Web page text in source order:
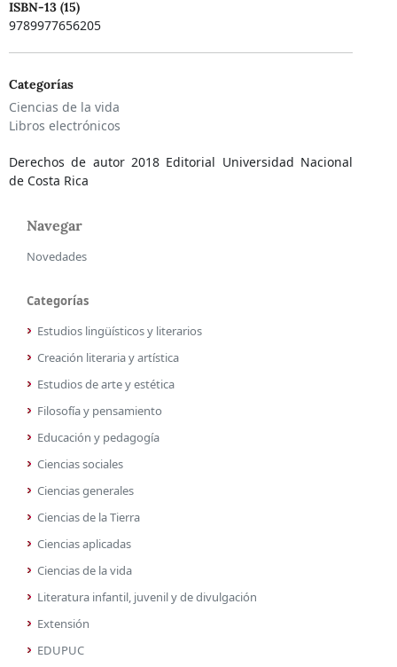
ISBN-13 (15)
9789977656205
Categorías
Ciencias de la vida
Libros electrónicos
Derechos de autor 2018 Editorial Universidad Nacional
de Costa Rica
Navegar
Novedades
Categorías
Estudios lingüísticos y literarios
Creación literaria y artística
Estudios de arte y estética
Filosofía y pensamiento
Educación y pedagogía
Ciencias sociales
Ciencias generales
Ciencias de la Tierra
Ciencias aplicadas
Ciencias de la vida
Literatura infantil, juvenil y de divulgación
Extensión
EDUPUC